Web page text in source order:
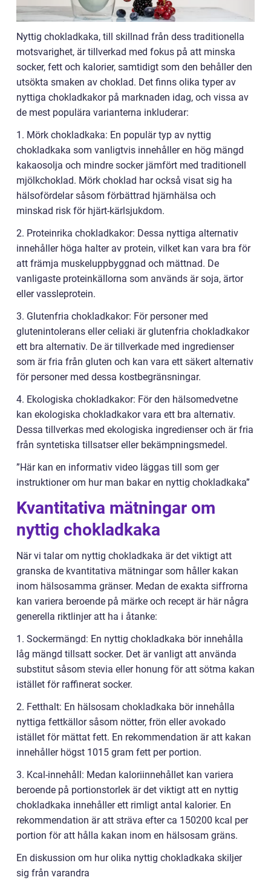
Nyttig chokladkaka, till skillnad från dess traditionella
motsvarighet, är tillverkad med fokus på att minska
socker, fett och kalorier, samtidigt som den behåller den
utsökta smaken av choklad. Det finns olika typer av
nyttiga chokladkakor på marknaden idag, och vissa av
de mest populära varianterna inkluderar:
1. Mörk chokladkaka: En populär typ av nyttig
chokladkaka som vanligtvis innehåller en hög mängd
kakaosolja och mindre socker jämfört med traditionell
mjölkchoklad. Mörk choklad har också visat sig ha
hälsofördelar såsom förbättrad hjärnhälsa och
minskad risk för hjärt-kärlsjukdom.
2. Proteinrika chokladkakor: Dessa nyttiga alternativ
innehåller höga halter av protein, vilket kan vara bra för
att främja muskeluppbyggnad och mättnad. De
vanligaste proteinkällorna som används är soja, ärtor
eller vassleprotein.
3. Glutenfria chokladkakor: För personer med
glutenintolerans eller celiaki är glutenfria chokladkakor
ett bra alternativ. De är tillverkade med ingredienser
som är fria från gluten och kan vara ett säkert alternativ
för personer med dessa kostbegränsningar.
4. Ekologiska chokladkakor: För den hälsomedvetne
kan ekologiska chokladkakor vara ett bra alternativ.
Dessa tillverkas med ekologiska ingredienser och är fria
från syntetiska tillsatser eller bekämpningsmedel.
”Här kan en informativ video läggas till som ger
instruktioner om hur man bakar en nyttig chokladkaka”
Kvantitativa mätningar om
nyttig chokladkaka
När vi talar om nyttig chokladkaka är det viktigt att
granska de kvantitativa mätningar som håller kakan
inom hälsosamma gränser. Medan de exakta siffrorna
kan variera beroende på märke och recept är här några
generella riktlinjer att ha i åtanke:
1. Sockermängd: En nyttig chokladkaka bör innehålla
låg mängd tillsatt socker. Det är vanligt att använda
substitut såsom stevia eller honung för att sötma kakan
istället för raffinerat socker.
2. Fetthalt: En hälsosam chokladkaka bör innehålla
nyttiga fettkällor såsom nötter, frön eller avokado
istället för mättat fett. En rekommendation är att kakan
innehåller högst 1015 gram fett per portion.
3. Kcal-innehåll: Medan kaloriinnehållet kan variera
beroende på portionstorlek är det viktigt att en nyttig
chokladkaka innehåller ett rimligt antal kalorier. En
rekommendation är att sträva efter ca 150200 kcal per
portion för att hålla kakan inom en hälsosam gräns.
En diskussion om hur olika nyttig chokladkaka skiljer
sig från varandra